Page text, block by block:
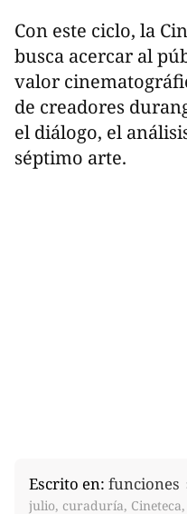
Con este ciclo, la
busca acercar al
valor
de creadores
el diálogo, el
séptimo arte.
Escrito en: funciones
julio, curaduría,